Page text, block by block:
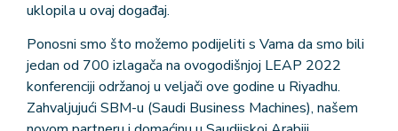
uklopila u ovaj događaj.
Ponosni smo što možemo podijeliti s Vama da smo bili
jedan od 700 izlagača na ovogodišnjoj LEAP 2022
konferenciji održanoj u veljači ove godine u Riyadhu.
Zahvaljujući SBM-u (Saudi Business Machines), našem